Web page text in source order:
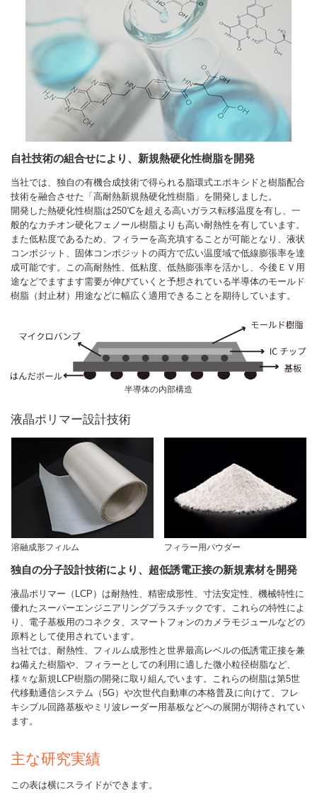
自社技術の組合せにより、新規熱硬化性樹脂を開発
当社では、独自の有機合成技術で得られる脂環式エポキシドと樹脂配合
技術を融合させた「高耐熱新規熱硬化性樹脂」を開発しました。
開発した熱硬化性樹脂は250℃を超える高いガラス転移温度を有し、一
般的なカチオン硬化フェノール樹脂よりも高い耐熱性を有しています。
また低粘度であるため、フィラーを高充填することが可能となり、液状
コンポジット、固体コンポジットの両方で広い温度域で低線膨張率を達
成可能です。この高耐熱性、低粘度、低熱膨張率を活かし、今後ＥＶ用
途などでますます需要が伸びていくと予想されている半導体のモールド
樹脂（封止材）用途などに幅広く適用できることを期待しています。
半導体の内部構造
液晶ポリマー設計技術
溶融成形フィルム フィラー用パウダー
独自の分子設計技術により、超低誘電正接の新規素材を開発
液晶ポリマー（LCP）は耐熱性、精密成形性、寸法安定性、機械特性に
優れたスーパーエンジニアリングプラスチックです。これらの特性によ
り、電子基板用のコネクタ、スマートフォンのカメラモジュールなどの
原料として使用されています。
当社では、耐熱性、フィルム成形性と世界最高レベルの低誘電正接を兼
ね備えた樹脂や、フィラーとしての利用に適した微小粒径樹脂など、
様々な新規LCP樹脂の開発に取り組んでいます。これらの樹脂は第5世
代移動通信システム（5G）や次世代自動車の本格普及に向けて、フレ
キシブル回路基板やミリ波レーダー用基板などへの展開が期待されてい
ます。
主な研究実績